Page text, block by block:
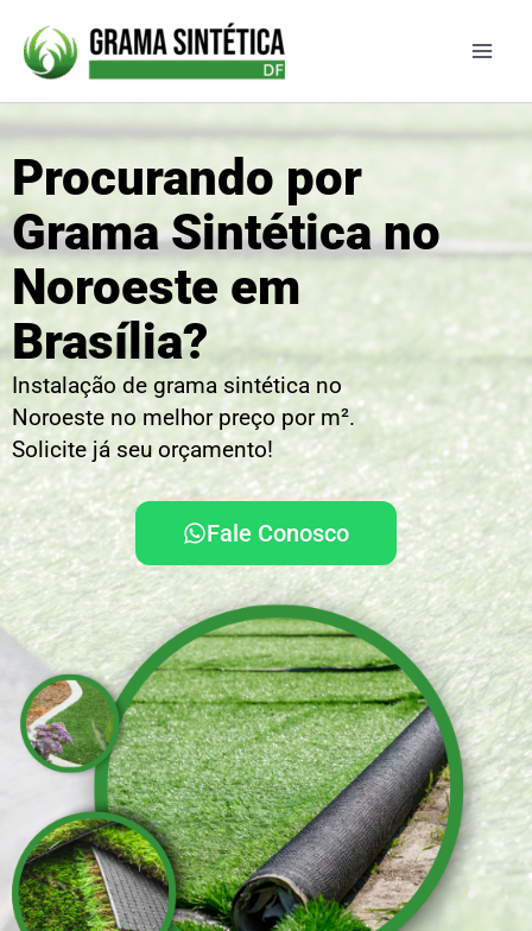
para
conteúdo
Procurando por
Grama Sintética no
Noroeste em
Brasília?
Instalação de grama sintética no
Noroeste no melhor preço por m².
Solicite já seu orçamento!
Fale Conosco